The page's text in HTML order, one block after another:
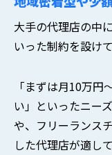
大手の代理店の中
いった制約を設け
「まずは月10万
い」といったニー
や、フリーランス
した代理店が適して